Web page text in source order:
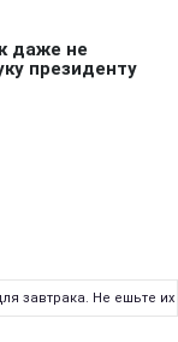
завтрака. Не ешьте